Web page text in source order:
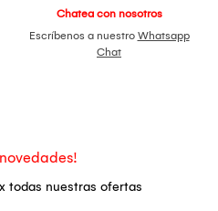
Chatea con nosotros
Escríbenos a nuestro Whatsapp
Chat
todas nuestras ofertas